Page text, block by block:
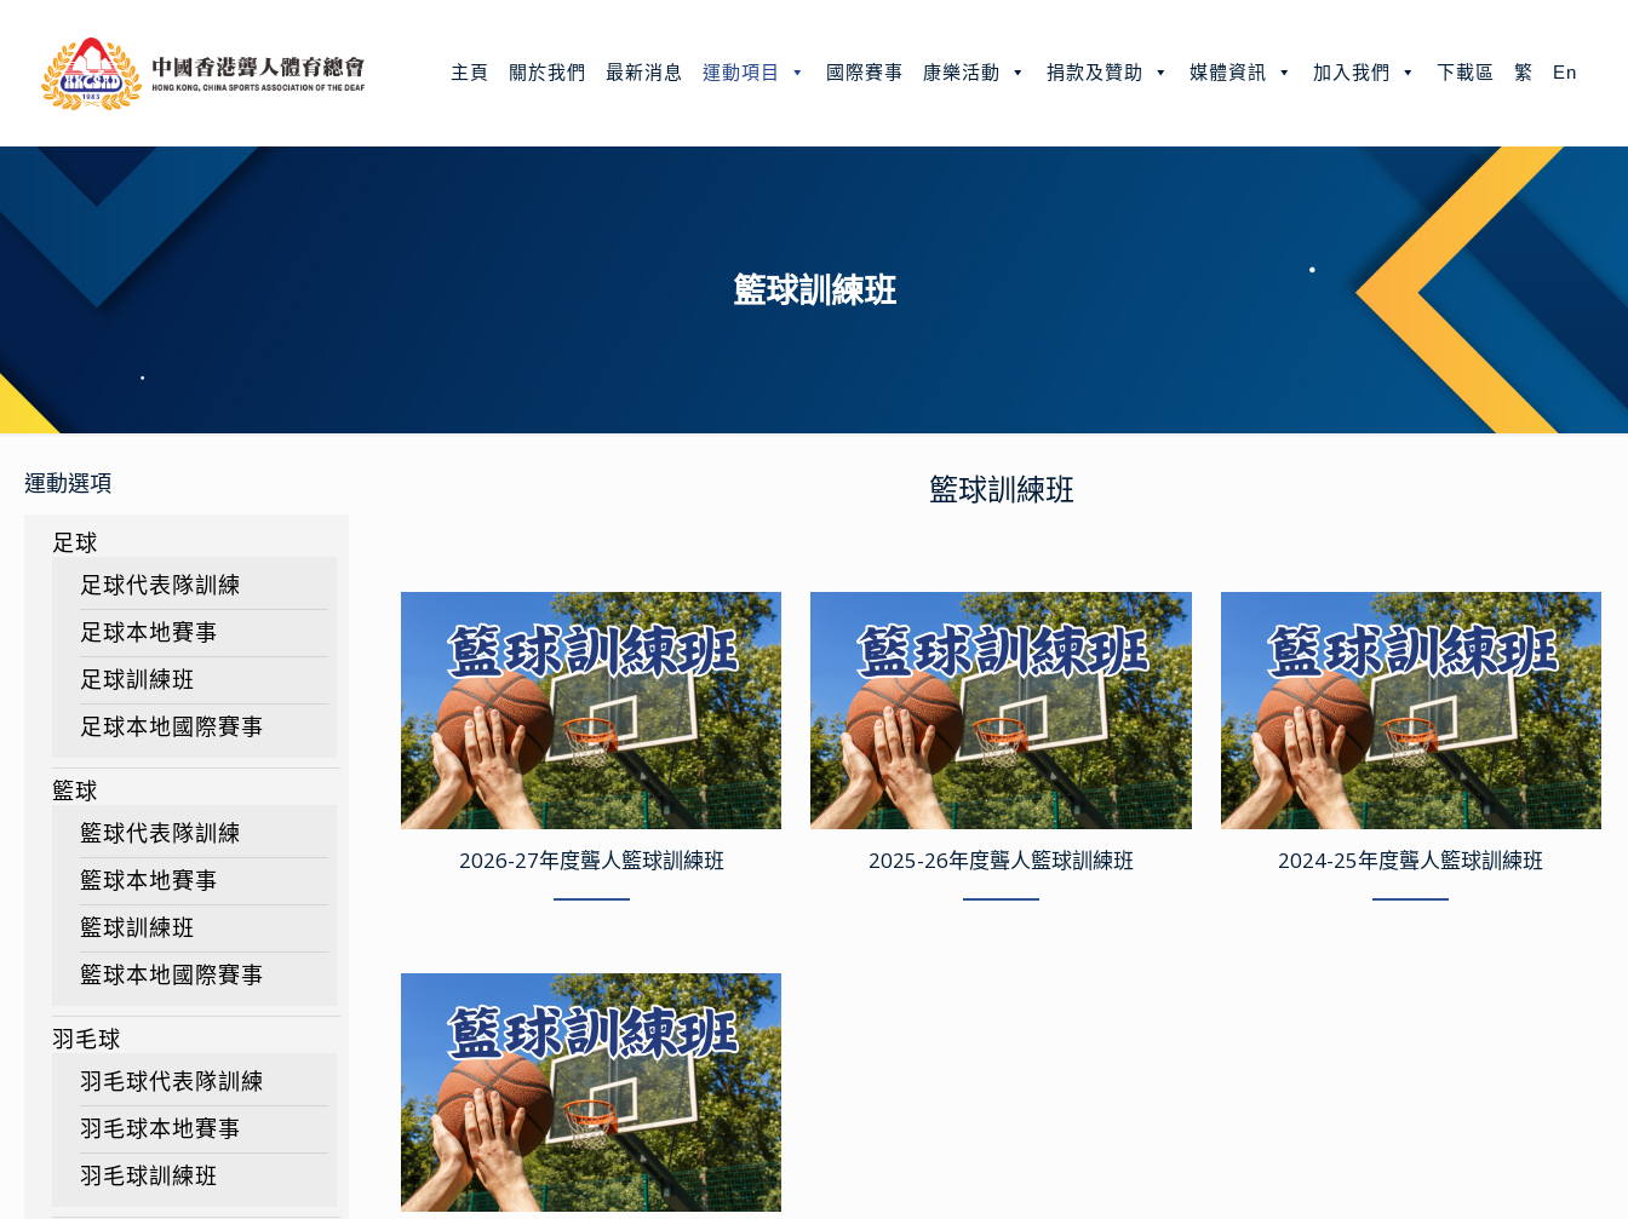
主頁 關於我們 最新消息 運動項目 國際賽事 康樂活動 捐款及贊助 媒體資訊 加入我們 下載區 繁 En
籃球訓練班
籃球訓練班
2026-27年度聾人籃球訓練班 2025-26年度聾人籃球訓練班 2024-25年度聾人籃球訓練班
運動選項
足球
足球代表隊訓練
足球本地賽事
足球訓練班
足球本地國際賽事
籃球
籃球代表隊訓練
籃球本地賽事
籃球訓練班
籃球本地國際賽事
羽毛球
羽毛球代表隊訓練
羽毛球本地賽事
羽毛球訓練班